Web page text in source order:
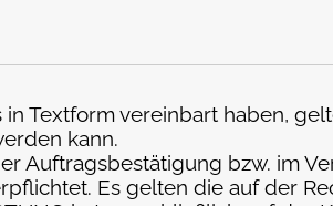
Textform vereinbart haben,
kann.
Auftragsbestätigung bzw. im
Es gelten die auf der